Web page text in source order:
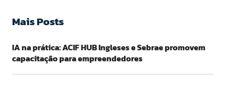
Mais Posts
IA na prática: ACIF HUB Ingleses e Sebrae promovem
capacitação para empreendedores